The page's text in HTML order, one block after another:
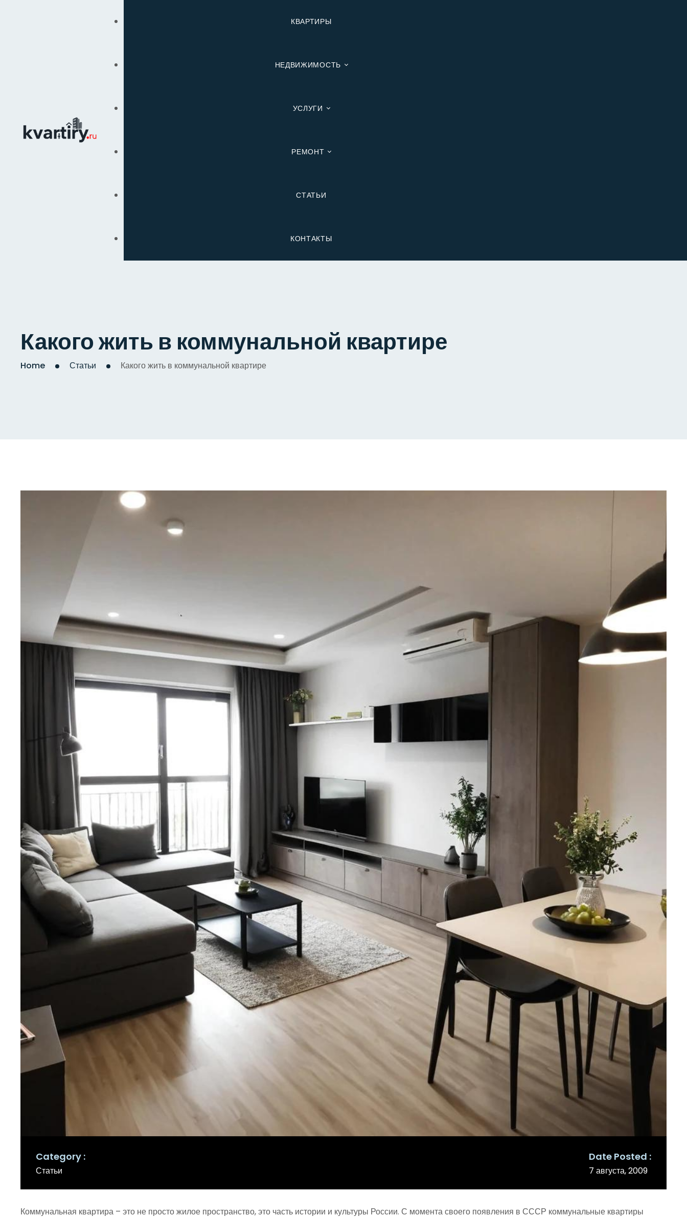
КВАРТИРЫ
НЕДВИЖИМОСТЬ
УСЛУГИ
РЕМОНТ
СТАТЬИ
КОНТАКТЫ
Какого жить в коммунальной квартире
Home Статьи Какого жить в коммунальной квартире
Category
Статьи
Date Posted
7 августа, 2009
Коммунальная квартира – это не просто жилое пространство, это часть истории и культуры России. С момента своего появления в СССР коммунальные квартиры